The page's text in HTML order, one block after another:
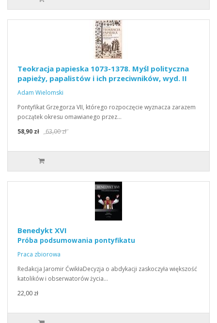
Teokracja papieska 1073-1378. Myśl polityczna
papieży, papalistów i ich przeciwników, wyd. II
Adam Wielomski
Pontyfikat Grzegorza VII, którego rozpoczęcie wyznacza zarazem
początek okresu omawianego przez…
58,90 zł
63,00 zł
Benedykt XVI
Próba podsumowania pontyfikatu
Praca zbiorowa
Redakcja Jaromir ĆwikłaDecyzja o abdykacji zaskoczyła większość
katolików i obserwatorów życia…
22,00 zł